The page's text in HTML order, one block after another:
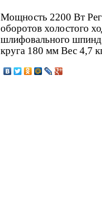
Мощность 2200 Вт
оборотов холостого
шлифовального
круга 180 мм Вес 4,7